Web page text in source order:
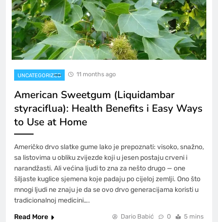
UNCATEGORIZED 11 months ago
American Sweetgum (Liquidambar
styraciflua): Health Benefits i Easy Ways
to Use at Home
Američko drvo slatke gume lako je prepoznati: visoko, snažno,
sa listovima u obliku zvijezde koji u jesen postaju crveni i
narandžasti. Ali većina ljudi to zna za nešto drugo — one
šiljaste kuglice sjemena koje padaju po cijeloj zemlji. Ono što
mnogi ljudi ne znaju je da se ovo drvo generacijama koristi u
tradicionalnoj medicini….
Read More
Dario Babić 0 5 mins